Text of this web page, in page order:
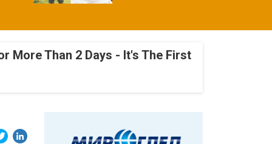
More Than 2 Days - It's The First